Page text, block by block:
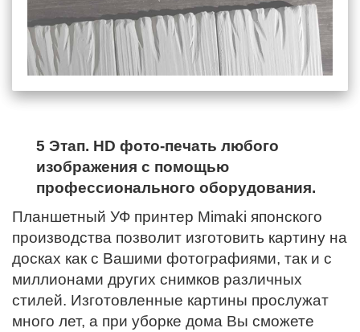
5 Этап. HD фото-печать любого
изображения с помощью
профессионального оборудования.
Планшетный УФ принтер Mimaki японского
производства позволит изготовить картину на
досках как с Вашими фотографиями, так и с
миллионами других снимков различных
стилей. Изготовленные картины прослужат
много лет, а при уборке дома Вы сможете